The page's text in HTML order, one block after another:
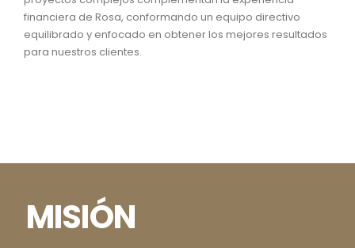
financiera de Rosa, conformando un equipo directivo
equilibrado y enfocado en obtener los mejores resultados
para nuestros clientes.
MISIÓN